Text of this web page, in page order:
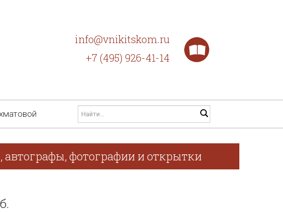
info@vnikitskom.ru
+7 (495) 926-41-14
фотографии и открытки